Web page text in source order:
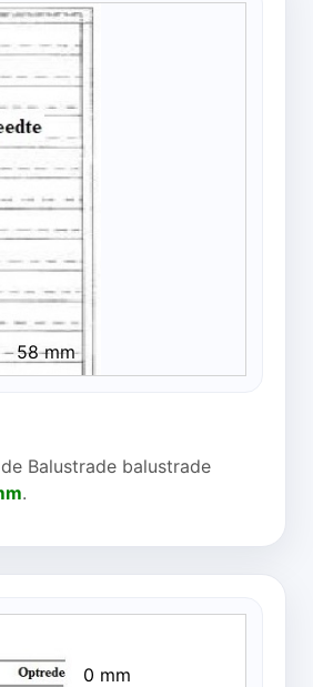
58 mm
Balustrade balustrade
.
0 mm